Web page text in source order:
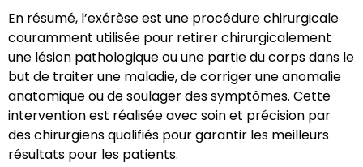
En résumé, l’exérèse est une procédure chirurgicale
couramment utilisée pour retirer chirurgicalement
une lésion pathologique ou une partie du corps dans le
but de traiter une maladie, de corriger une anomalie
anatomique ou de soulager des symptômes. Cette
intervention est réalisée avec soin et précision par
des chirurgiens qualifiés pour garantir les meilleurs
résultats pour les patients.